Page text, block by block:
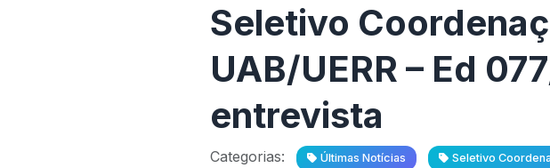
Seletivo
UAB/UERR – Ed
entrevista
Categorias: Últimas Notícias Seletivo